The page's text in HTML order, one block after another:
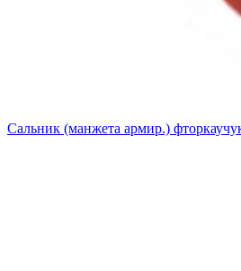
Сальник (манжета армир.)